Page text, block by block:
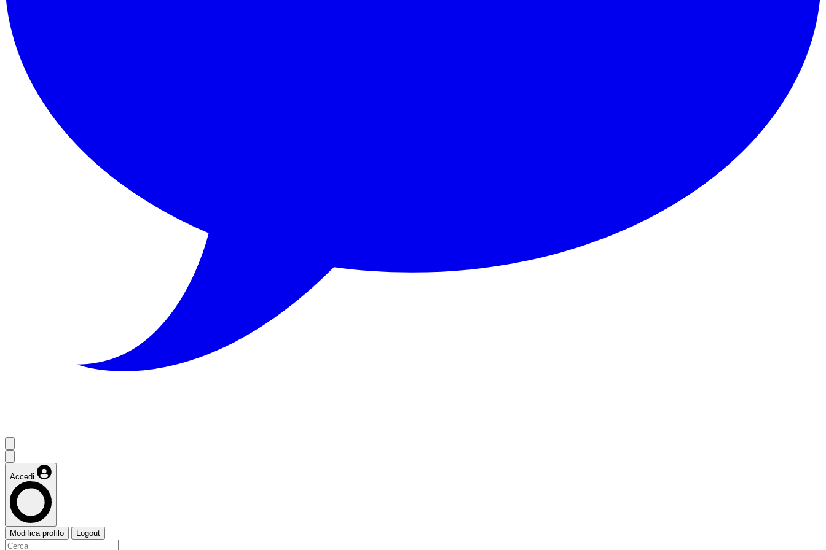
Accedi
Modifica profilo Logout